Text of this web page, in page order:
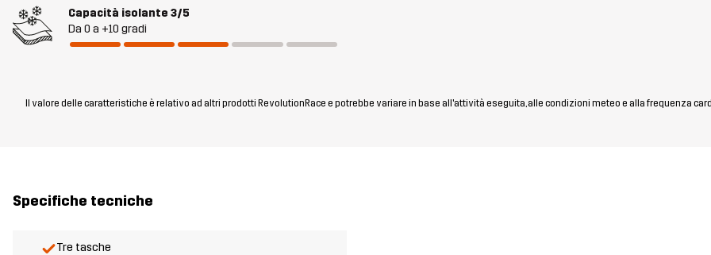
Capacità isolante 3/5
Da 0 a +10 gradi
Il valore delle caratteristiche è relativo ad altri prodotti RevolutionRace e potrebbe variare in base all'attività eseguita, alle condizioni meteo e alla frequenza
Specifiche tecniche
Tre tasche